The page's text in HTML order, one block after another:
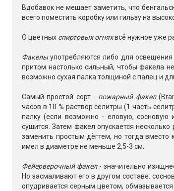
Вдобавок не мешает заметить, что
всего поместить коробку или гильзу на
О цветных спиртовых огняхвсё нужное уже
Факелыупотребляются либо для освещения
притом настолько сильный, чтобы факела
возможно сухая палка толщиной с палец и
Самый простой сорт - пожарный факел
часов в 10 % раствор селитры (1 часть
палку (если возможно - еловую, сосновую
сушится. Затем факел опускается
заменить простым дёгтем, но тогда
имел в диаметре не меньше 2,5-3 см.
Фейерверочный факел- значительно
Но засмаливают его в другом составе:
опудривается серным цветом,